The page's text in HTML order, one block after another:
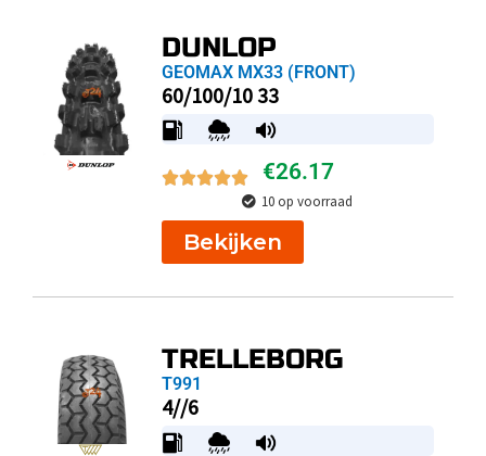
DUNLOP
GEOMAX MX33 (FRONT)
60/100/10 33
€26.17
10 op voorraad
Bekijken
TRELLEBORG
T991
4//6